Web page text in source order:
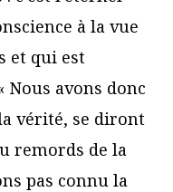
à la vue
et qui est
avons donc
vérité, se diront
remords de la
pas connu la